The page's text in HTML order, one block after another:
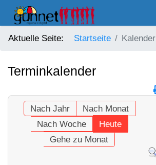
Aktuelle Seite: Startseite Kalender
Terminkalender
Nach Jahr
Nach Monat
Nach Woche
Heute
Gehe zu Monat